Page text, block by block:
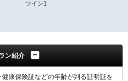
ツイン1
ン紹介
康保険証などの年齢が判る証明証を